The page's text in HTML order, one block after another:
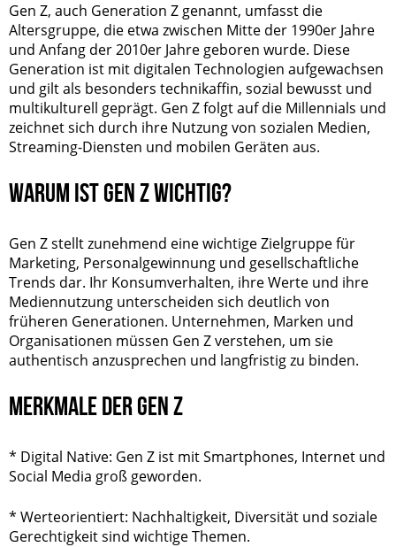
Gen Z, auch Generation Z genannt, umfasst die
Altersgruppe, die etwa zwischen Mitte der 1990er Jahre
und Anfang der 2010er Jahre geboren wurde. Diese
Generation ist mit digitalen Technologien aufgewachsen
und gilt als besonders technikaffin, sozial bewusst und
multikulturell geprägt. Gen Z folgt auf die Millennials und
zeichnet sich durch ihre Nutzung von sozialen Medien,
Streaming-Diensten und mobilen Geräten aus.
WARUM IST GEN Z WICHTIG?
Gen Z stellt zunehmend eine wichtige Zielgruppe für
Marketing, Personalgewinnung und gesellschaftliche
Trends dar. Ihr Konsumverhalten, ihre Werte und ihre
Mediennutzung unterscheiden sich deutlich von
früheren Generationen. Unternehmen, Marken und
Organisationen müssen Gen Z verstehen, um sie
authentisch anzusprechen und langfristig zu binden.
MERKMALE DER GEN Z
* Digital Native: Gen Z ist mit Smartphones, Internet und
Social Media groß geworden.
* Werteorientiert: Nachhaltigkeit, Diversität und soziale
Gerechtigkeit sind wichtige Themen.